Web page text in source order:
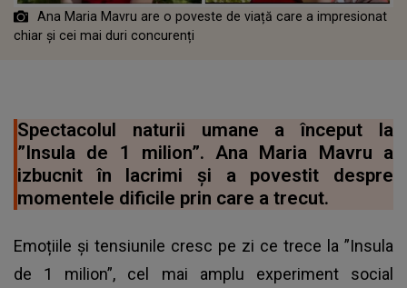
Ana Maria Mavru are o poveste de viață care a impresionat
chiar și cei mai duri concurenți
Spectacolul naturii umane a început la
”Insula de 1 milion”. Ana Maria Mavru a
izbucnit în lacrimi și a povestit despre
momentele dificile prin care a trecut.
Emoțiile și tensiunile cresc pe zi ce trece la ”Insula
de 1 milion”, cel mai amplu experiment social